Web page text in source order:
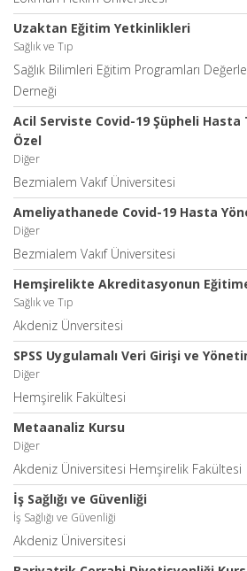
Uzaktan Eğitim Yetkinlikleri
Sağlık ve Tıp
Sağlık Bilimleri Eğitim Programları
Derneği
Acil Serviste Covid-19 Şüpheli Hasta
Özel
Diğer
Bezmialem Vakıf Üniversitesi
Ameliyathanede Covid-19 Hasta
Diğer
Bezmialem Vakıf Üniversitesi
Hemşirelikte Akreditasyonun
Sağlık ve Tıp
Akdeniz Ünversitesi
SPSS Uygulamalı Veri Girişi ve
Diğer
Hemşirelik Fakültesi
Metaanaliz Kursu
Diğer
Akdeniz Üniversitesi Hemşirelik Fakültesi
İş Sağlığı ve Güvenliği
İş Sağlığı ve Güvenliği
Akdeniz Üniversitesi